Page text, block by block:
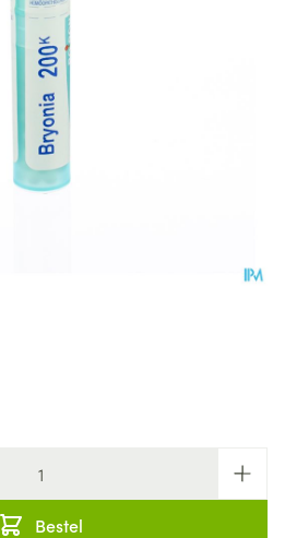
Bestel